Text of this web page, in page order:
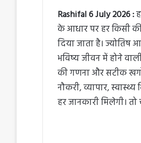
Rashifal 6 July 2026 :
के आधार पर हर किसी की
दिया जाता है। ज्योतिष
भविष्य जीवन में होने
की गणना और सटीक
नौकरी, व्यापार,
हर जानकारी मिलेगी।